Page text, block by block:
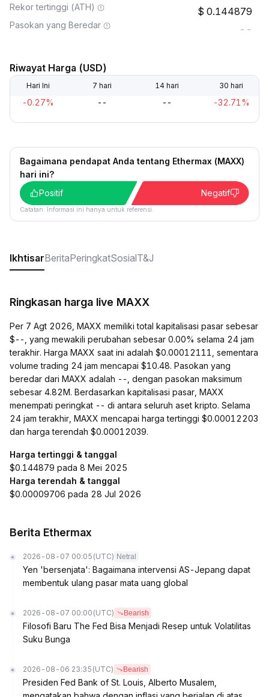
Rekor tertinggi (ATH) 0.144879
Pasokan yang Beredar --
Riwayat Harga (USD)
Hari Ini 7 hari 14 hari 30 hari
-0.27% -- -- -32.71%
Bagaimana pendapat Anda tentang Ethermax (MAXX)
hari ini?
Positif
Negatif
Catatan: Informasi ini hanya untuk referensi.
IkhtisarBeritaPeringkatSosialT&J
Ringkasan harga live MAXX
Per 7 Agt 2026, MAXX memiliki total kapitalisasi pasar sebesar
$--, yang mewakili perubahan sebesar 0.00% selama 24 jam
terakhir. Harga MAXX saat ini adalah $0.00012111, sementara
volume trading 24 jam mencapai $10.48. Pasokan yang
beredar dari MAXX adalah --, dengan pasokan maksimum
sebesar 4.82M. Berdasarkan kapitalisasi pasar, MAXX
menempati peringkat -- di antara seluruh aset kripto. Selama
24 jam terakhir, MAXX mencapai harga tertinggi $0.00012203
dan harga terendah $0.00012039.
Harga tertinggi & tanggal
$0.144879 pada 8 Mei 2025
Harga terendah & tanggal
$0.00009706 pada 28 Jul 2026
Berita Ethermax
2026-08-07 00:05 (UTC) Netral
Yen 'bersenjata': Bagaimana intervensi AS-Jepang dapat
membentuk ulang pasar mata uang global
2026-08-07 00:00 (UTC) Bearish
Filosofi Baru The Fed Bisa Menjadi Resep untuk Volatilitas
Suku Bunga
2026-08-06 23:35 (UTC) Bearish
Presiden Fed Bank of St. Louis, Alberto Musalem,